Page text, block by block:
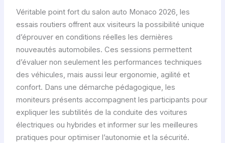
Véritable point fort du salon auto Monaco 2026, les
essais routiers offrent aux visiteurs la possibilité unique
d’éprouver en conditions réelles les dernières
nouveautés automobiles. Ces sessions permettent
d’évaluer non seulement les performances techniques
des véhicules, mais aussi leur ergonomie, agilité et
confort. Dans une démarche pédagogique, les
moniteurs présents accompagnent les participants pour
expliquer les subtilités de la conduite des voitures
électriques ou hybrides et informer sur les meilleures
pratiques pour optimiser l’autonomie et la sécurité.